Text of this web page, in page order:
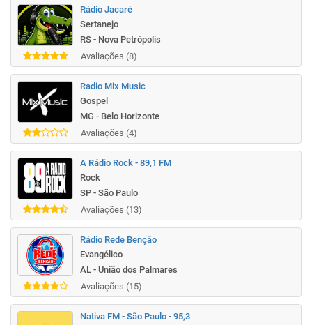
Rádio Jacaré
Sertanejo
RS - Nova Petrópolis
Avaliações (8)
Radio Mix Music
Gospel
MG - Belo Horizonte
Avaliações (4)
A Rádio Rock - 89,1 FM
Rock
SP - São Paulo
Avaliações (13)
Rádio Rede Benção
Evangélico
AL - União dos Palmares
Avaliações (15)
Nativa FM - São Paulo - 95,3